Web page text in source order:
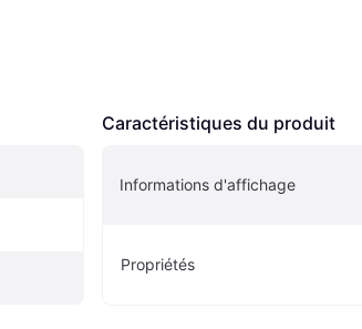
Caractéristiques du produit
Informations d'affichage
Propriétés